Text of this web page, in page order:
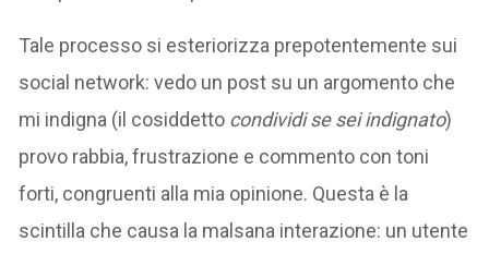
Tale processo si esteriorizza prepotentemente sui
social network: vedo un post su un argomento che
mi indigna (il cosiddetto condividi se sei indignato)
provo rabbia, frustrazione e commento con toni
forti, congruenti alla mia opinione. Questa è la
scintilla che causa la malsana interazione: un utente